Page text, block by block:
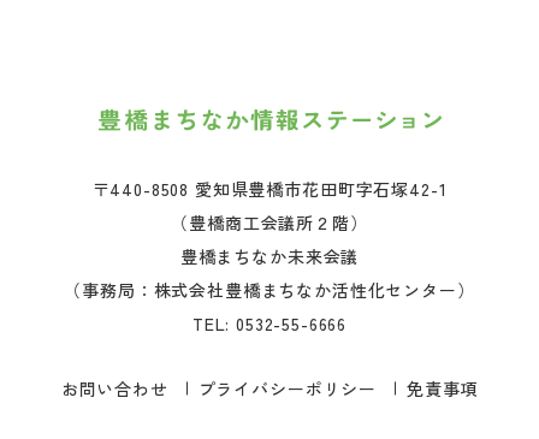
〒440-8508 愛知県豊橋市花田町字石塚42-1
（豊橋商工会議所２階）
豊橋まちなか未来会議
（事務局：株式会社豊橋まちなか活性化センター）
TEL:0532-55-6666
お問い合わせ プライバシーポリシー 免責事項